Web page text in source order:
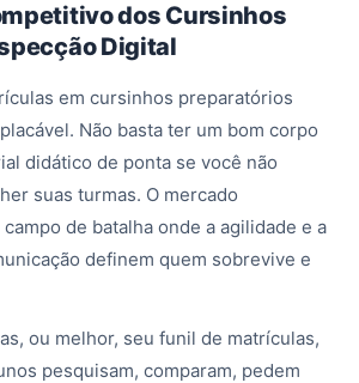
dos Cursinhos
Digital
em cursinhos preparatórios
Não basta ter um bom corpo
didático de ponta se você não
suas turmas. O mercado
de batalha onde a agilidade e a
definem quem sobrevive e
ou melhor, seu funil de matrículas,
pesquisam, comparam, pedem